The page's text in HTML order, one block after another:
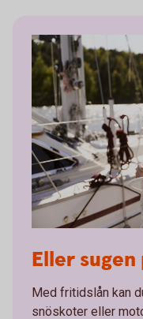
Eller sugen
Med fritidslån kan
snöskoter eller